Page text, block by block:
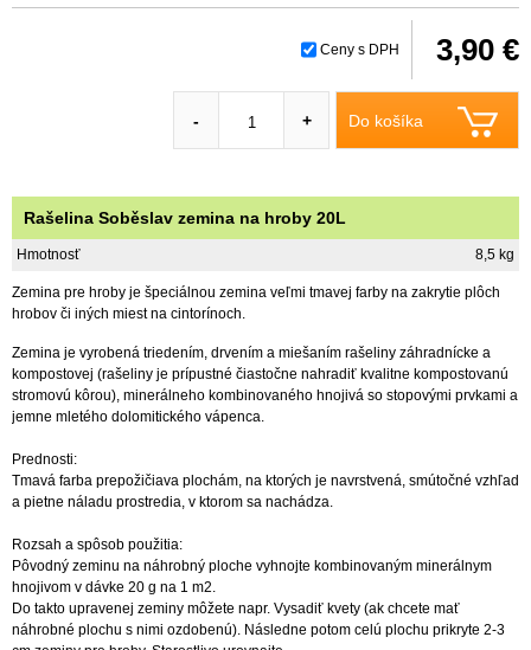
Ceny s DPH 3,90 €
Do košíka
- +
Rašelina Soběslav zemina na hroby 20L
Hmotnosť 8,5 kg
Zemina pre hroby je špeciálnou zemina veľmi tmavej farby na zakrytie plôch
hrobov či iných miest na cintorínoch.
Zemina je vyrobená triedením, drvením a miešaním rašeliny záhradnícke a
kompostovej (rašeliny je prípustné čiastočne nahradiť kvalitne kompostovanú
stromovú kôrou), minerálneho kombinovaného hnojivá so stopovými prvkami a
jemne mletého dolomitického vápenca.
Prednosti:
Tmavá farba prepožičiava plochám, na ktorých je navrstvená, smútočné vzhľad
a pietne náladu prostredia, v ktorom sa nachádza.
Rozsah a spôsob použitia:
Pôvodný zeminu na náhrobný ploche vyhnojte kombinovaným minerálnym
hnojivom v dávke 20 g na 1 m2.
Do takto upravenej zeminy môžete napr. Vysadiť kvety (ak chcete mať
náhrobné plochu s nimi ozdobenú). Následne potom celú plochu prikryte 2-3